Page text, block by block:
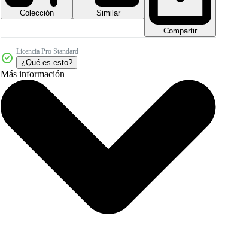
Colección
Similar
Compartir
Licencia Pro Standard
¿Qué es esto?
Más información